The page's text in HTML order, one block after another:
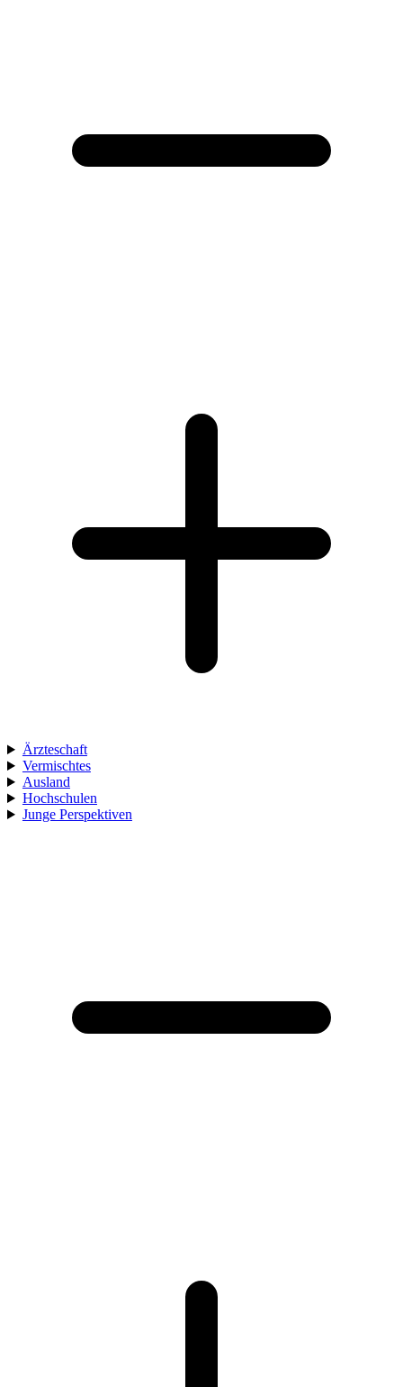
Ärzteschaft
Vermischtes
Ausland
Hochschulen
Junge Perspektiven